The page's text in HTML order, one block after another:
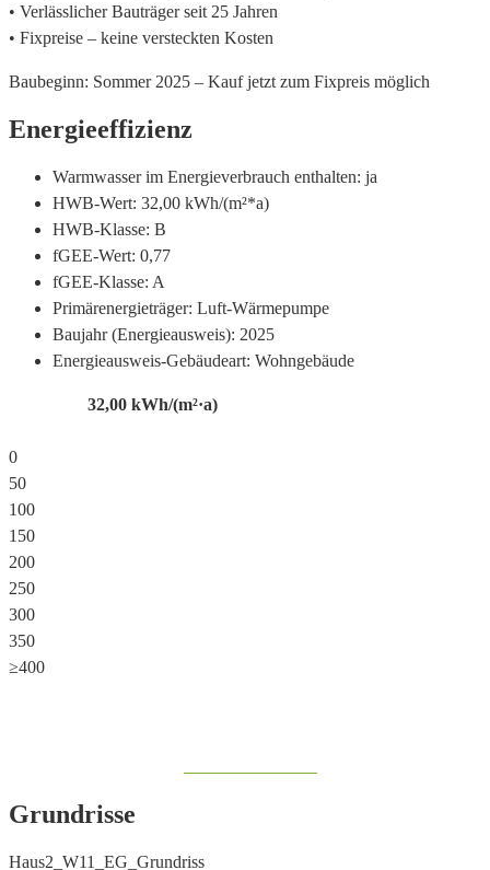
• Verlässlicher Bauträger seit 25 Jahren
• Fixpreise – keine versteckten Kosten
Baubeginn: Sommer 2025 – Kauf jetzt zum Fixpreis möglich
Energieeffizienz
Warmwasser im Energieverbrauch enthalten: ja
HWB-Wert: 32,00 kWh/(m²*a)
HWB-Klasse: B
fGEE-Wert: 0,77
fGEE-Klasse: A
Primärenergieträger: Luft-Wärmepumpe
Baujahr (Energieausweis): 2025
Energieausweis-Gebäudeart: Wohngebäude
32,00kWh/(m²·a)
0
50
100
150
200
250
300
350
≥400
Grundrisse
Haus2_W11_EG_Grundriss